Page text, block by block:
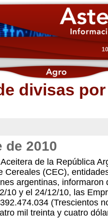
divisas
de 2010
de la República
Cereales (CEC),
argentinas, informaron
10 y el 24/12/10, las
(Trescientos
mil treinta y cuatro